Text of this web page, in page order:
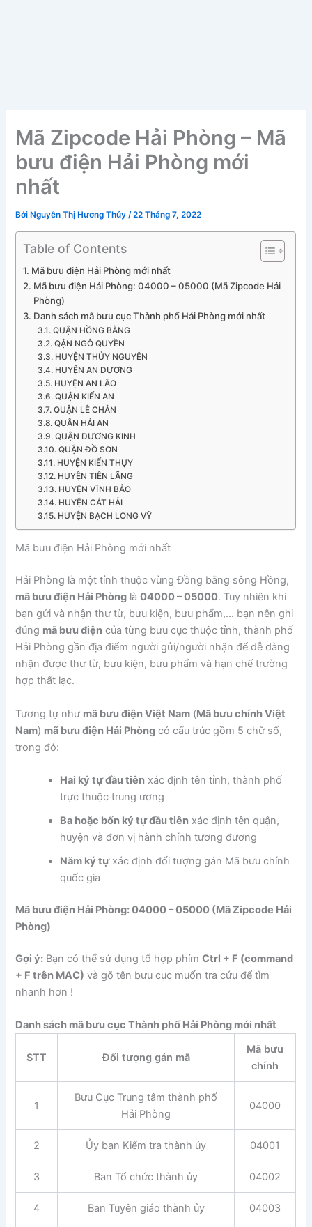
Mã Zipcode Hải Phòng – Mã
bưu điện Hải Phòng mới
nhất
Bởi Nguyễn Thị Hương Thủy/22 Tháng 7, 2022
Table of Contents
Mã bưu điện Hải Phòng mới nhất
Mã bưu điện Hải Phòng: 04000 – 05000 (Mã Zipcode Hải
Phòng)
Danh sách mã bưu cục Thành phố Hải Phòng mới nhất
QUẬN HỒNG BÀNG
QẬN NGÔ QUYỀN
HUYỆN THỦY NGUYÊN
HUYỆN AN DƯƠNG
HUYỆN AN LÃO
QUẬN KIẾN AN
QUẬN LÊ CHÂN
QUẬN HẢI AN
QUẬN DƯƠNG KINH
QUẬN ĐỒ SƠN
HUYỆN KIẾN THỤY
HUYỆN TIÊN LÃNG
HUYỆN VĨNH BẢO
HUYỆN CÁT HẢI
HUYỆN BẠCH LONG VỸ
Mã bưu điện Hải Phòng mới nhất
Hải Phòng là một tỉnh thuộc vùng Đồng bằng sông Hồng,
mã bưu điện Hải Phòng là04000 – 05000. Tuy nhiên khi
bạn gửi và nhận thư từ, bưu kiện, bưu phẩm,… bạn nên ghi
đúng mã bưu điện của từng bưu cục thuộc tỉnh, thành phố
Hải Phòng gần địa điểm người gửi/người nhận để dễ dàng
nhận được thư từ, bưu kiện, bưu phẩm và hạn chế trường
hợp thất lạc.
Tương tự như mã bưu điện Việt Nam (Mã bưu chính Việt
Nam) mã bưu điện Hải Phòng có cấu trúc gồm 5 chữ số,
trong đó:
Hai ký tự đầu tiên xác định tên tỉnh, thành phố
trực thuộc trung ương
Ba hoặc bốn ký tự đầu tiên xác định tên quận,
huyện và đơn vị hành chính tương đương
Năm ký tựxác định đối tượng gán Mã bưu chính
quốc gia
Mã bưu điện Hải Phòng: 04000 – 05000 (Mã Zipcode Hải
Phòng)
Gợi ý: Bạn có thể sử dụng tổ hợp phímCtrl + F (command
+ F trên MAC) và gõ tên bưu cục muốn tra cứu để tìm
nhanh hơn !
Danh sách mã bưu cục Thành phố Hải Phòng mới nhất
STT Đối tượng gán mã
Mã bưu
chính
1
Bưu Cục Trung tâm thành phố
Hải Phòng
04000
2 Ủy ban Kiểm tra thành ủy 04001
3 Ban Tổ chức thành ủy 04002
4 Ban Tuyên giáo thành ủy 04003